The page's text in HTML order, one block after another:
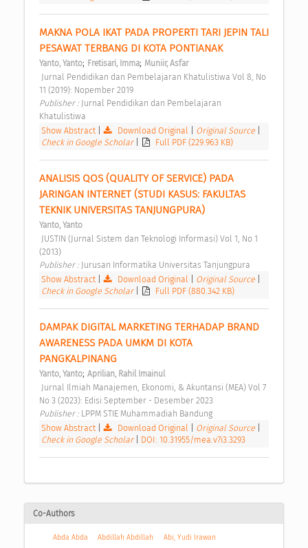
MAKNA POLA IKAT PADA PROPERTI TARI JEPIN TALI
PESAWAT TERBANG DI KOTA PONTIANAK
Yanto, Yanto; Fretisari, Imma; Muniir, Asfar
11 (2019): Nopember 2019
Publisher : Jurnal Pendidikan dan Pembelajaran
Khatulistiwa
Show Abstract
Download Original Original Source
Check in Google Scholar
Full PDF (229.963 KB)
ANALISIS QOS (QUALITY OF SERVICE) PADA
JARINGAN INTERNET (STUDI KASUS: FAKULTAS
TEKNIK UNIVERSITAS TANJUNGPURA)
Yanto, Yanto
(2013)
Publisher : Jurusan Informatika Universitas Tanjungpura
Show Abstract
Download Original Original Source
Check in Google Scholar
Full PDF (880.342 KB)
DAMPAK DIGITAL MARKETING TERHADAP BRAND
AWARENESS PADA UMKM DI KOTA
PANGKALPINANG
Yanto, Yanto; Aprilian, Rahil Imainul
No 3 (2023): Edisi September - Desember 2023
Publisher : LPPM STIE Muhammadiah Bandung
Show Abstract
Download Original Original Source
Check in Google Scholar
DOI: 10.31955/mea.v7i3.3293
Co-Authors
Abda Abda Abdillah Abdillah
Abi, Yudi Irawan